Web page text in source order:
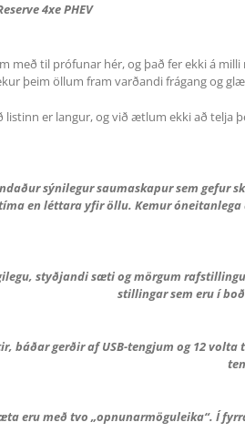
4xe PHEV
með til prófunar hér, og það fer ekki á
þeim öllum fram varðandi frágang og
listinn er langur, og við ætlum ekki að telja
sýnilegur saumaskapur sem gefur
en léttara yfir öllu. Kemur
styðjandi sæti og mörgum
stillingar sem eru í
báðar gerðir af USB-tengjum og 12
eru með tvo „opnunarmöguleika“. Í